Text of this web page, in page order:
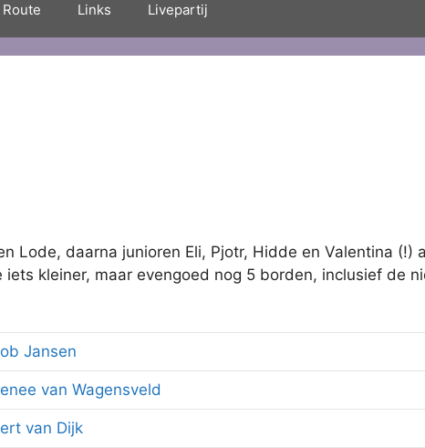
Links Livepartij
Lode, daarna junioren Eli, Pjotr, Hidde en Valentina (!)
kleiner, maar evengoed nog 5 borden, inclusief de
Jansen
van Wagensveld
van Dijk